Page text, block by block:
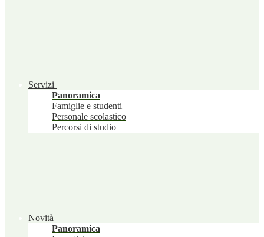
Servizi
Panoramica
Famiglie e studenti
Personale scolastico
Percorsi di studio
Novità
Panoramica